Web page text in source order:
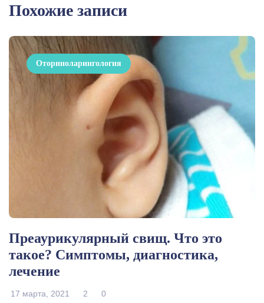
Похожие записи
Оториноларингология
Преаурикулярный свищ. Что это
такое? Симптомы, диагностика,
лечение
17 марта, 2021 2 0